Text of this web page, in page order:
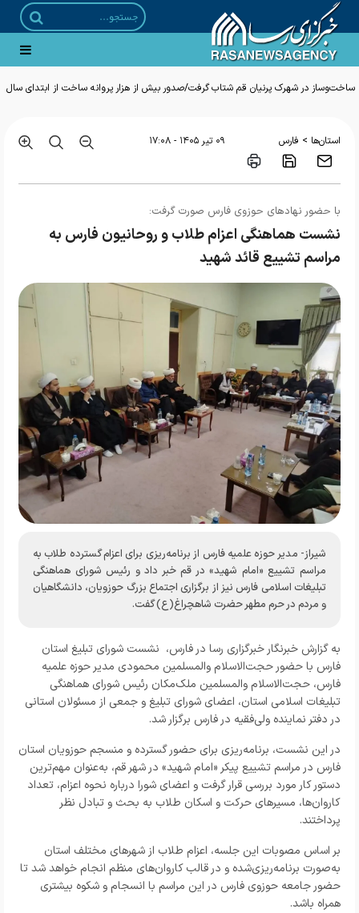
ساخت‌وساز در شهرک پرنیان قم شتاب گرفت/صدور بیش از هزار پروانه ساخت از ابتدای سال
استان‌ها > فارس ۰۹ تير ۱۴۰۵ - ۱۷:۰۸
با حضور نهادهای حوزوی فارس صورت گرفت:
نشست هماهنگی اعزام طلاب و روحانیون فارس به
مراسم تشییع قائد شهید
شیراز- مدیر حوزه علمیه فارس از برنامه‌ریزی برای اعزام گسترده طلاب به
مراسم تشییع «امام شهید» در قم خبر داد و رئیس شورای هماهنگی
تبلیغات اسلامی فارس نیز از برگزاری اجتماع بزرگ حوزویان، دانشگاهیان
و مردم در حرم مطهر حضرت شاهچراغ(ع) گفت.
به گزارش خبرنگار خبرگزاری رسا در فارس، نشست شورای تبلیغ استان
فارس با حضور حجت‌الاسلام والمسلمین محمودی مدیر حوزه علمیه
فارس، حجت‌الاسلام والمسلمین ملک‌مکان رئیس شورای هماهنگی
تبلیغات اسلامی استان، اعضای شورای تبلیغ و جمعی از مسئولان استانی
در دفتر نماینده ولی‌فقیه در فارس برگزار شد.
در این نشست، برنامه‌ریزی برای حضور گسترده و منسجم حوزویان استان
فارس در مراسم تشییع پیکر «امام شهید» در شهر قم، به‌عنوان مهم‌ترین
دستور کار مورد بررسی قرار گرفت و اعضای شورا درباره نحوه اعزام، تعداد
کاروان‌ها، مسیرهای حرکت و اسکان طلاب به بحث و تبادل نظر
پرداختند.
بر اساس مصوبات این جلسه، اعزام طلاب از شهرهای مختلف استان
به‌صورت برنامه‌ریزی‌شده و در قالب کاروان‌های منظم انجام خواهد شد تا
حضور جامعه حوزوی فارس در این مراسم با انسجام و شکوه بیشتری
همراه باشد.